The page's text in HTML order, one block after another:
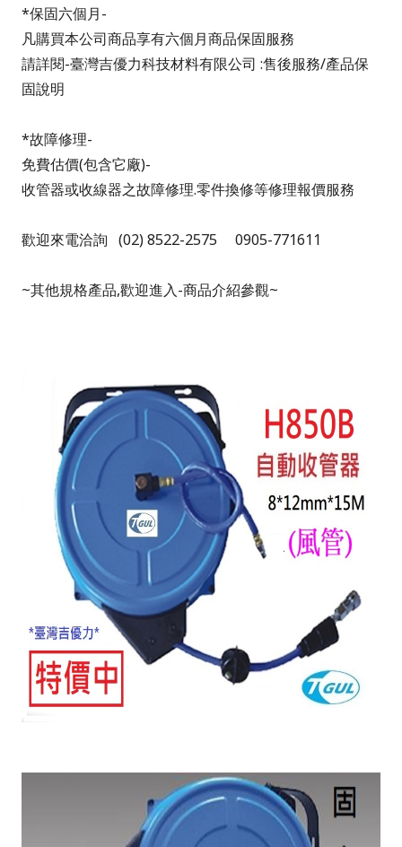
*保固六個月-
凡購買本公司商品享有六個月商品保固服務
請詳閱-臺灣吉優力科技材料有限公司 :售後服務/產品保
固說明
*故障修理-
免費估價(包含它廠)-
收管器或收線器之故障修理.零件換修等修理報價服務
歡迎來電洽詢 (02) 8522-2575 0905-771611
~其他規格產品,歡迎進入-商品介紹參觀~